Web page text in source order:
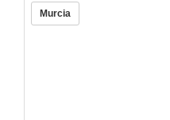
Murcia